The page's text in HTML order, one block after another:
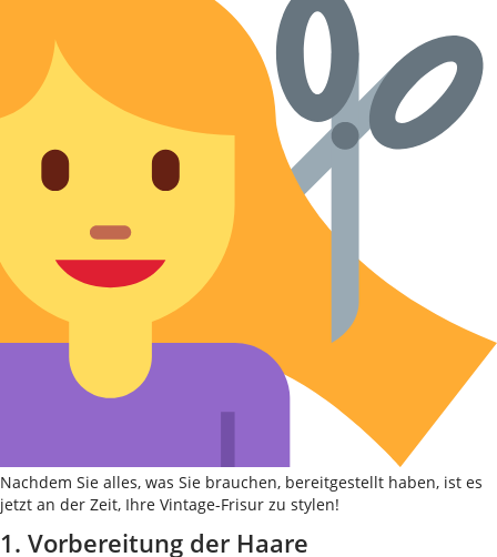
Nachdem Sie alles, was Sie brauchen, bereitgestellt haben, ist es
jetzt an der Zeit, Ihre Vintage-Frisur zu stylen!
1. Vorbereitung der Haare